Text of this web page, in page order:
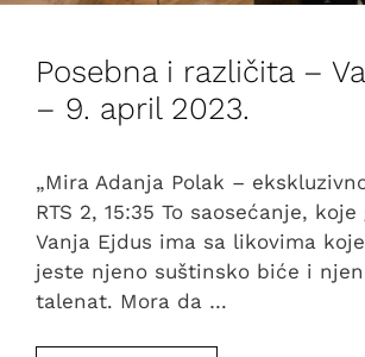
Posebna i različita –
– 9. april 2023.
„Mira Adanja Polak –
RTS 2, 15:35 To saosećanje, koje
Vanja Ejdus ima sa likovima
jeste njeno suštinsko biće i
talenat. Mora da …